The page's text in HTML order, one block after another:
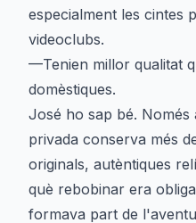
especialment les cintes
videoclubs.
—Tenien millor qualitat
domèstiques.
José ho sap bé. Només
privada conserva més
originals, autèntiques
què rebobinar era
formava part de